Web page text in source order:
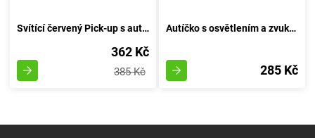
Svítící červený Pick-up s automatickým ovládáním
362 Kč
385 Kč
Autíčko s osvětlením a zvukem 16 cm - rudé
285 Kč